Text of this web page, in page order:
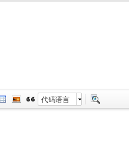
代码语言